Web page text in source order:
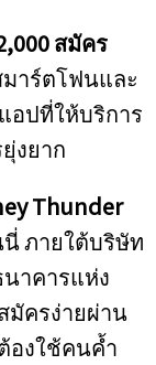
สมัคร
าร์ตโฟนและ
อปที่ให้บริการ
งยาก
Thunder
ภายใต้บริษัท
าคารแห่ง
มัครง่ายผ่าน
องใช้คนค้ำ